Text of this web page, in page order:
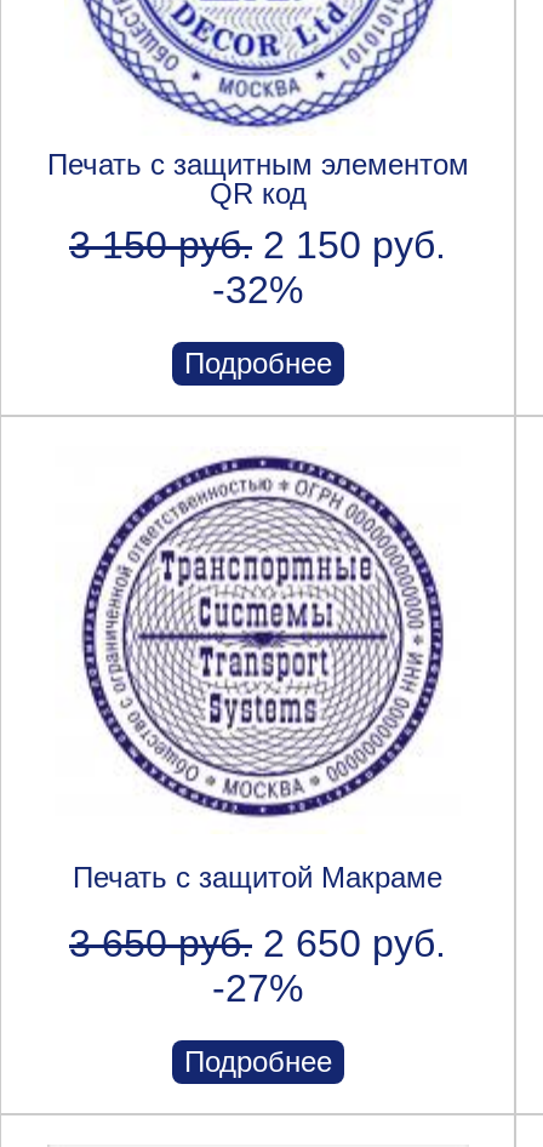
Печать с защитным элементом
QR код
3 150 руб. 2 150 руб.
-32%
Подробнее
Печать с защитой Макраме
3 650 руб. 2 650 руб.
-27%
Подробнее